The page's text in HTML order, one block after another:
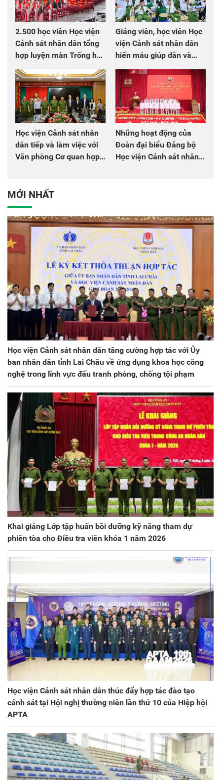
2.500 học viên Học viện
Cảnh sát nhân dân tổng
hợp luyện màn Trống hội
Giảng viên, học viên Học
viện Cảnh sát nhân dân
hiến máu giúp dân và
Học viện Cảnh sát nhân
dân tiếp và làm việc với
Văn phòng Cơ quan hợp
Những hoạt động của
Đoàn đại biểu Đảng bộ
Học viện Cảnh sát nhân
MỚI NHẤT
Học viện Cảnh sát nhân dân tăng cường hợp tác với Ủy
ban nhân dân tỉnh Lai Châu về ứng dụng khoa học công
nghệ trong lĩnh vực đấu tranh phòng, chống tội phạm
Khai giảng Lớp tập huấn bồi dưỡng kỹ năng tham dự
phiên tòa cho Điều tra viên khóa 1 năm 2026
Học viện Cảnh sát nhân dân thúc đẩy hợp tác đào tạo
cảnh sát tại Hội nghị thường niên lần thứ 10 của Hiệp hội
APTA